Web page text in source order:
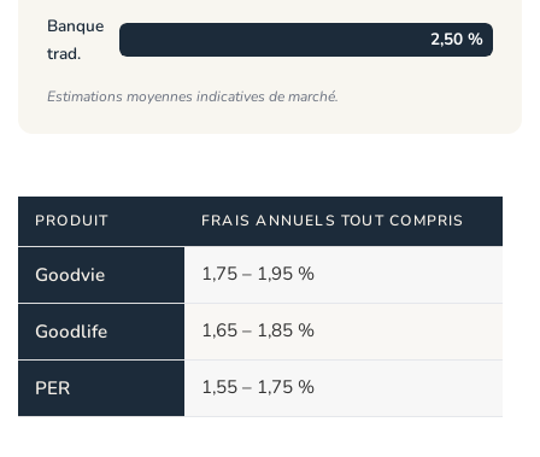
Banque
trad.
2,50 %
Estimations moyennes indicatives de marché.
PRODUIT FRAIS ANNUELS TOUT COMPRIS
Goodvie 1,75 – 1,95 %
Goodlife 1,65 – 1,85 %
PER 1,55 – 1,75 %